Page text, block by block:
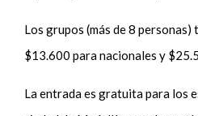
Los grupos (más de 8 personas)
$13.600 para nacionales y
La entrada es gratuita para los